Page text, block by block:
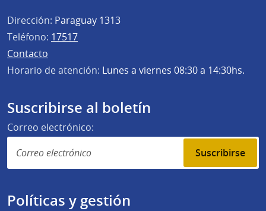
Dirección: Paraguay 1313
Teléfono: 17517
Contacto
Horario de atención: Lunes a viernes 08:30 a 14:30hs.
Suscribirse al boletín
Correo electrónico:
Suscribirse
Políticas y gestión